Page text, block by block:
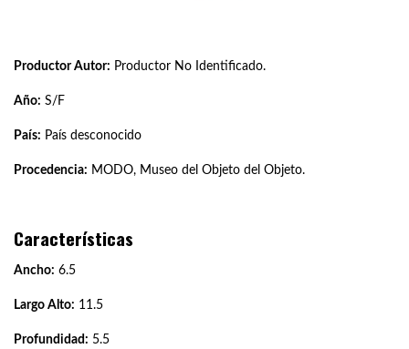
Productor Autor: Productor No Identificado.
Año: S/F
País: País desconocido
Procedencia: MODO, Museo del Objeto del Objeto.
Características
Ancho: 6.5
Largo Alto: 11.5
Profundidad: 5.5